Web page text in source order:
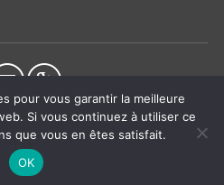
les évènements
Liens utiles
Mentions légales
pour vous garantir la meilleure
Si vous continuez à utiliser ce
que vous en êtes satisfait.
OK